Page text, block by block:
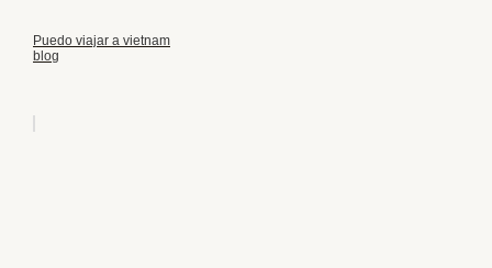
Puedo viajar a vietnam
blog